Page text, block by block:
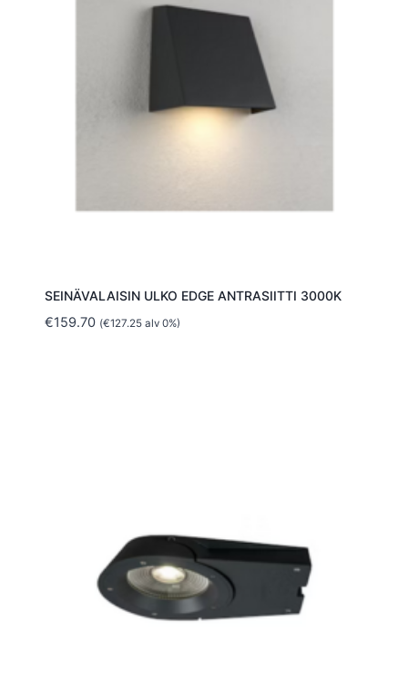
SEINÄVALAISIN ULKO EDGE ANTRASIITTI 3000K
€159.70 (€127.25alv 0%)